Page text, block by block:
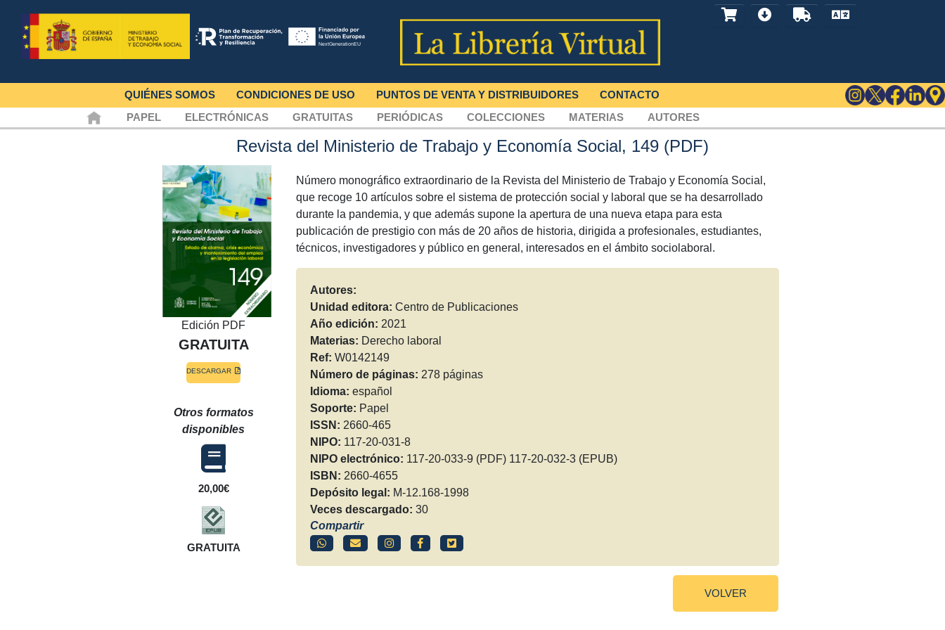
QUIÉNES SOMOS CONDICIONES DE USO PUNTOS DE VENTA Y DISTRIBUIDORES
CONTACTO
PAPEL
ELECTRÓNICAS GRATUITAS PERIÓDICAS COLECCIONES MATERIAS AUTORES
Revista del Ministerio de Trabajo y Economía Social, 149 (PDF)
Edición PDF
GRATUITA
DESCARGAR
Otros formatos
disponibles
20,00€
GRATUITA
Número monográfico extraordinario de la Revista del Ministerio de Trabajo y Economía Social,
que recoge 10 artículos sobre el sistema de protección social y laboral que se ha desarrollado
durante la pandemia, y que además supone la apertura de una nueva etapa para esta
publicación de prestigio con más de 20 años de historia, dirigida a profesionales, estudiantes,
técnicos, investigadores y público en general, interesados en el ámbito sociolaboral.
Autores:
Unidad editora: Centro de Publicaciones
Año edición: 2021
Materias: Derecho laboral
Ref: W0142149
Número de páginas: 278 páginas
Idioma: español
Soporte: Papel
ISSN: 2660-465
NIPO: 117-20-031-8
NIPO electrónico: 117-20-033-9 (PDF) 117-20-032-3 (EPUB)
ISBN: 2660-4655
Depósito legal: M-12.168-1998
Veces descargado: 30
Compartir
VOLVER